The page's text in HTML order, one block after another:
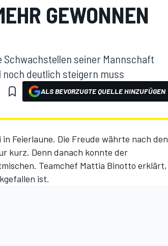
GEWONNEN
seiner Mannschaft
noch deutlich steigern muss
ALS BEVORZUGTE QUELLE HINZUFÜGEN
Feierlaune. Die Freude währte nach den
kurz. Denn danach konnte der
Teamchef Mattia Binotto erklärt,
ist.